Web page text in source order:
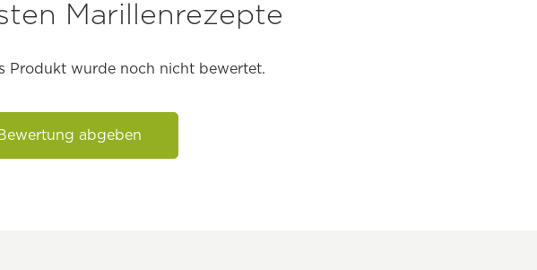
Marillenrezepte
Produkt wurde noch nicht bewertet.
abgeben